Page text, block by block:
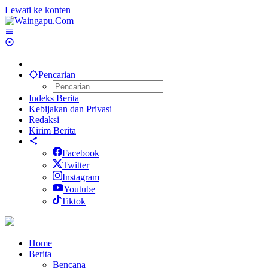
Lewati ke konten
Pencarian
Indeks Berita
Kebijakan dan Privasi
Redaksi
Kirim Berita
Facebook
Twitter
Instagram
Youtube
Tiktok
Home
Berita
Bencana